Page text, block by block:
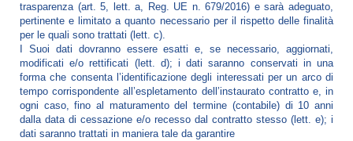
trasparenza (art. 5, lett. a, Reg. UE n. 679/2016) e sarà adeguato,
pertinente e limitato a quanto necessario per il rispetto delle finalità
per le quali sono trattati (lett. c).
I Suoi dati dovranno essere esatti e, se necessario, aggiornati,
modificati e/o rettificati (lett. d); i dati saranno conservati in una
forma che consenta l’identificazione degli interessati per un arco di
tempo corrispondente all’espletamento dell’instaurato contratto e, in
ogni caso, fino al maturamento del termine (contabile) di 10 anni
dalla data di cessazione e/o recesso dal contratto stesso (lett. e); i
dati saranno trattati in maniera tale da garantire